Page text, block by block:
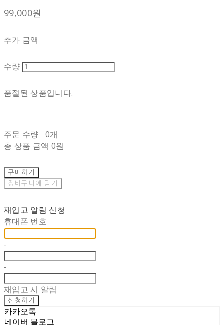
99,000원
추가 금액
수량
품절된 상품입니다.
주문 수량
0개
총 상품 금액 0원
구매하기
장바구니에 담기
재입고 알림 신청
휴대폰 번호
-
-
재입고 시 알림
신청하기
카카오톡
네이버 블로그